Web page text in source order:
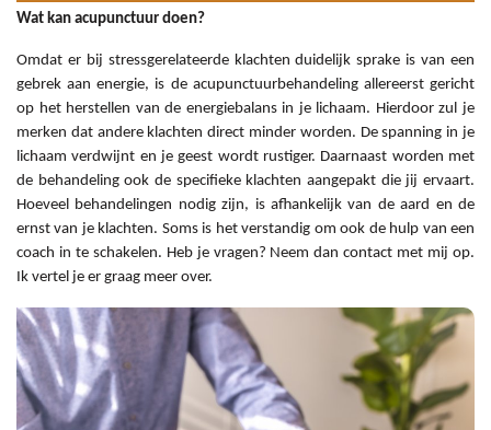
Wat kan acupunctuur doen?
Omdat er bij stressgerelateerde klachten duidelijk sprake is van een
gebrek aan energie, is de acupunctuurbehandeling allereerst gericht
op het herstellen van de energiebalans in je lichaam. Hierdoor zul je
merken dat andere klachten direct minder worden. De spanning in je
lichaam verdwijnt en je geest wordt rustiger. Daarnaast worden met
de behandeling ook de specifieke klachten aangepakt die jij ervaart.
Hoeveel behandelingen nodig zijn, is afhankelijk van de aard en de
ernst van je klachten. Soms is het verstandig om ook de hulp van een
coach in te schakelen. Heb je vragen? Neem dan contact met mij op.
Ik vertel je er graag meer over.